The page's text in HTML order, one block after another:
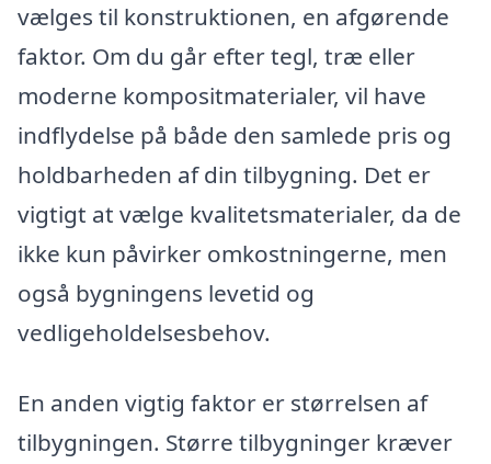
vælges til konstruktionen, en afgørende
faktor. Om du går efter tegl, træ eller
moderne kompositmaterialer, vil have
indflydelse på både den samlede pris og
holdbarheden af din tilbygning. Det er
vigtigt at vælge kvalitetsmaterialer, da de
ikke kun påvirker omkostningerne, men
også bygningens levetid og
vedligeholdelsesbehov.
En anden vigtig faktor er størrelsen af
tilbygningen. Større tilbygninger kræver